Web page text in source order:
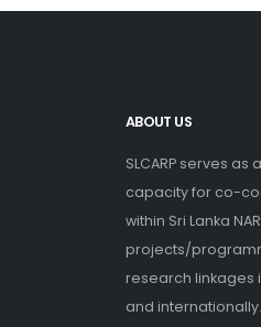
ABOUT US
SLCARP serves
capacity for co-
within Sri Lanka
projects/
research linkages
and